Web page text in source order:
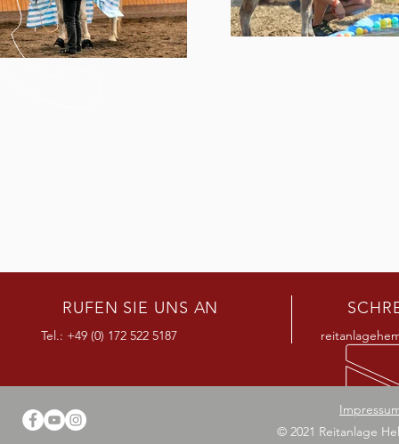
RUFEN SIE UNS AN
Tel.: +49 (0) 172 522 5187
© 2021 Reitanlage